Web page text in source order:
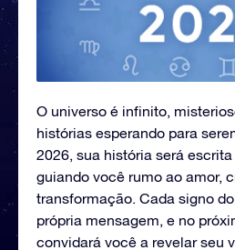
O universo é infinito,
histórias esperando para
2026, sua história será
guiando você rumo ao amor,
transformação. Cada signo
própria mensagem, e no
convidará você a revelar seu